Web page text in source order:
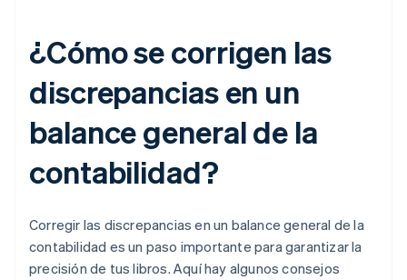
¿Cómo se corrigen las
discrepancias en un
balance general de la
contabilidad?
Corregir las discrepancias en un balance general de la
contabilidad es un paso importante para garantizar la
precisión de tus libros. Aquí hay algunos consejos